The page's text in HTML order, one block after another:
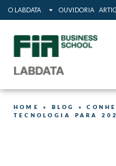
O LABDATA OUVIDORIA
HOME » BLOG »
TECNOLOGIA PARA